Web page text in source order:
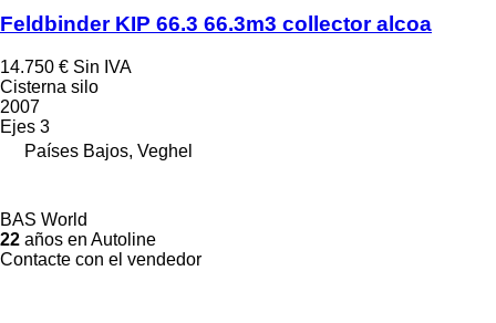
Feldbinder KIP 66.3 66.3m3 collector alcoa
14.750 € Sin IVA
Cisterna silo
2007
Ejes 3
Países Bajos, Veghel
BAS World
22 años en Autoline
Contacte con el vendedor